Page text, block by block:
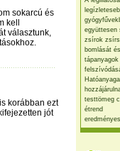
együttesen
zsírok
bomlását
tápanyagok
testtömeg
étrend
sokarcú és
kell
választunk,
korábban ezt
jót